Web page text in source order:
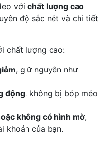
với chất lượng cao
độ sắc nét và chi tiết
chất lượng cao:
, giữ nguyên như
động, không bị bóp méo
không có hình mờ,
khoản của bạn.